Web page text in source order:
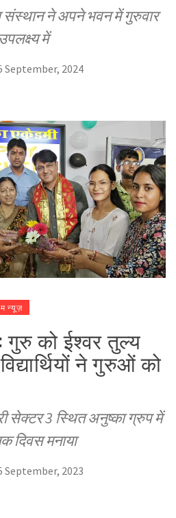
ने अपने भवन में गुरुवार
में
September, 2024
न्यूज़
को ईश्वर तुल्य
ने गुरुओं को
सेक्टर 3 स्थित अनुष्का ग्रुप में
दिवस मनाया
September, 2023